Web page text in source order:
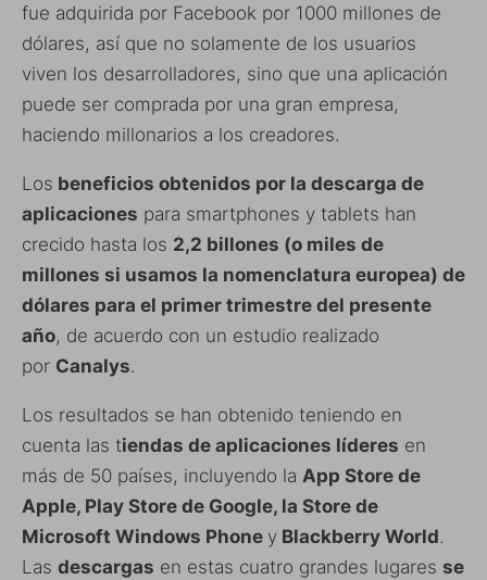
fue adquirida por Facebook por 1000 millones de
dólares, así que no solamente de los usuarios
viven los desarrolladores, sino que una aplicación
puede ser comprada por una gran empresa,
haciendo millonarios a los creadores.
Los beneficios obtenidos por la descarga de
aplicaciones para smartphones y tablets han
crecido hasta los 2,2 billones (o miles de
millones si usamos la nomenclatura europea) de
dólares para el primer trimestre del presente
año, de acuerdo con un estudio realizado
por Canalys.
Los resultados se han obtenido teniendo en
cuenta las tiendas de aplicaciones líderes en
más de 50 países, incluyendo la App Store de
Apple, Play Store de Google, la Store de
Microsoft Windows Phone y Blackberry World.
Las descargas en estas cuatro grandes lugares se